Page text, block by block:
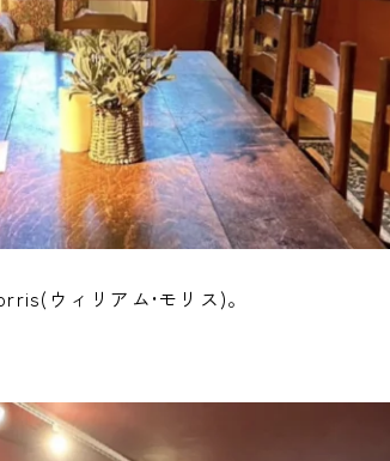
ウィリアム•モリス)。